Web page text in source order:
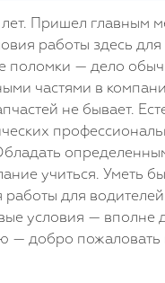
Пришел главным
работы здесь
поломки — дело
частями в
не бывает.
учиться. Уметь
для
условия —
— добро пожаловать